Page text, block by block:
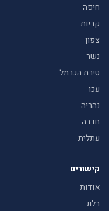
חיפה
קריות
צפון
נשר
טירת הכרמל
עכו
נהריה
חדרה
עתלית
קישורים
אודות
בלוג